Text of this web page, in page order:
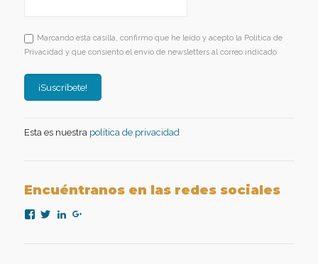
Marcando esta casilla, confirmo que he leído y acepto la Política de
Privacidad y que consiento el envío de newsletters al correo indicado
Esta es nuestra política de privacidad
Encuéntranos en las redes sociales
Ver Ver Ver